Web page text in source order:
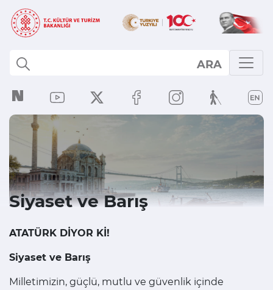
ARA
Siyaset ve Barış
ATATÜRK DİYOR Kİ!
Siyaset ve Barış
Milletimizin, güçlü, mutlu ve güvenlik içinde